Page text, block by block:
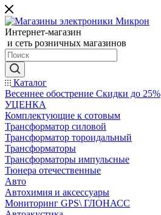
Интернет-магазин
и сеть розничных магазинов
Каталог
Весеннее обострение Скидки до 25%
УЦЕНКА
Комплектующие к сотовым
Трансформатор силовой
Трансформатор тороидальный
Трансформаторы
Трансформаторы импульсные
Тюнера отечественные
Авто
Автохимия и аксессуары
Мониторинг GPS\ ГЛОНАСС